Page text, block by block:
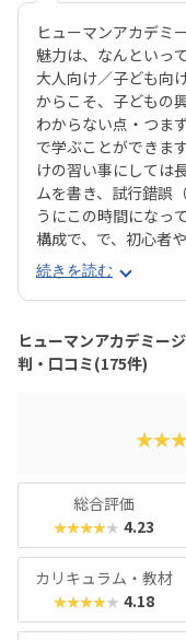
ヒューマンアカデミ
魅力は、なんといっ
大人向け／子ども向
からこそ、子どもの
わからない点・つま
で学ぶことができま
けの習い事にしては
ムを書き、試行錯誤
うにこの時間になっ
構成で、で、初心者
プログラミングツー
て、エンジニアが実
Script」までステッ
クコースではマウ
るので、自宅でまっ
さんでも戸惑うこと
おきたい」方におす
れもヒューマンオリ
続きを読む
ヒューマンアカデミー
判・口コミ(175件)
総合評価
★★★★★ 4.23
カリキュラム・教材
★★★★★ 4.18